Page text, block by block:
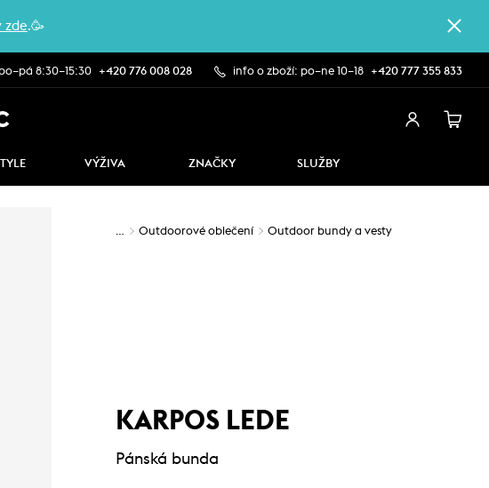
zde.🥳
8:30–15:30 +420 776 008 028 info o zboží: po–ne 10–18 +420 777 355 833
VÝŽIVA ZNAČKY SLUŽBY
… Outdoorové oblečení Outdoor bundy a vesty
KARPOS LEDE
Pánská bunda